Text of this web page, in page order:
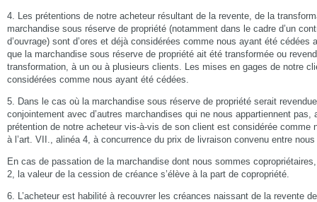
4. Les prétentions de notre acheteur résultant de la revente, de la
marchandise sous réserve de propriété (notamment dans le cadre d’un
d’ouvrage) sont d’ores et déjà considérées comme nous ayant été cédées
que la marchandise sous réserve de propriété ait été transformée ou
transformation, à un ou à plusieurs clients. Les mises en gages de notre
considérées comme nous ayant été cédées.
5. Dans le cas où la marchandise sous réserve de propriété serait
conjointement avec d’autres marchandises qui ne nous appartiennent
prétention de notre acheteur vis-à-vis de son client est considérée comme
à l’art. VII., alinéa 4, à concurrence du prix de livraison convenu entre
En cas de passation de la marchandise dont nous sommes
2, la valeur de la cession de créance s’élève à la part de copropriété.
6. L’acheteur est habilité à recouvrer les créances naissant de la revente